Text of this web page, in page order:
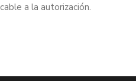
a la autorización.